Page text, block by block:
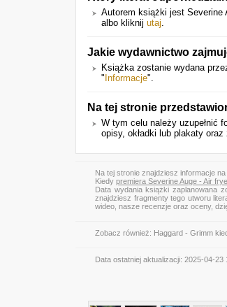
Autorem książki jest Severine
albo kliknij utaj.
Jakie wydawnictwo
Książka zostanie wydana
" Informacje".
Na tej stronie
W tym celu należy uzupełnić
opisy, okładki lub plakaty oraz
Na tej stronie znajdziesz informacje na
Kiedy premiera Severine Auge - Air
Data wydania książki zaplanowana
znajdziesz fragmenty tego utworu
wideo, nasze recenzje oraz oceny,
Zobacz również: Haggard - Grimm
Data ostatniej aktualizacji: 2025-04-23